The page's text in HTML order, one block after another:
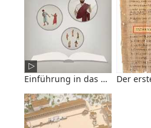
Einführung in das Bibelbuch 1.
Der